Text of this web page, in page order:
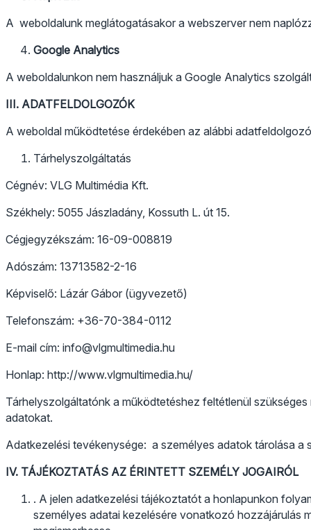
A weboldalunk meglátogatásakor a webszerver nem
Google Analytics
A weboldalunkon nem használjuk a Google Analytics
III. ADATFELDOLGOZÓK
A weboldal működtetése érdekében az alábbi
Tárhelyszolgáltatás
Cégnév: VLG Multimédia Kft.
Székhely: 5055 Jászladány, Kossuth L. út 15.
Cégjegyzékszám: 16-09-008819
Adószám: 13713582-2-16
Képviselő: Lázár Gábor (ügyvezető)
Telefonszám: +36-70-384-0112
E-mail cím: info@vlgmultimedia.hu
Honlap: http://www.vlgmultimedia.hu/
Tárhelyszolgáltatónk a működtetéshez feltétlenül
adatokat.
Adatkezelési tevékenysége: a személyes adatok tárolása a
IV. TÁJÉKOZTATÁS AZ ÉRINTETT SZEMÉLY JOGAIRÓL
. A jelen adatkezelési tájékoztatót a honlapunkon
személyes adatai kezelésére vonatkozó hozzájárulás